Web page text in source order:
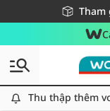
Tham
Miễn phí
Giao hàng
Thu thập thêm